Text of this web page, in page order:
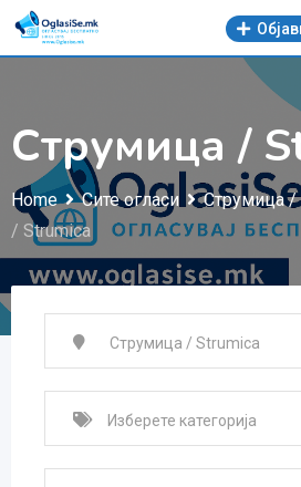
Skip
Струмица /
Home Сите огласи Струмица /
/ Strumica